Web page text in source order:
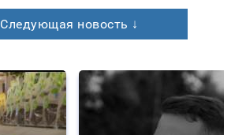
Следующая новость ↓